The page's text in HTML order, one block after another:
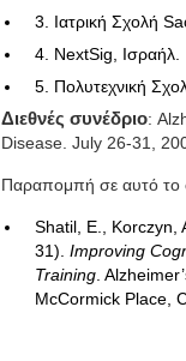
3. Ιατρική Σχολή
4. NextSig, Ισραήλ.
5. Πολυτεχνική
Διεθνές συνέδριο:
Disease. July 26-31,
Παραπομπή σε αυτό το
Shatil, E., Korczyn,
31). Improving
Training .
McCormick Place,